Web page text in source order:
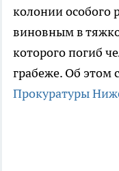
колонии
виновным в
которого погиб
грабеже. Об этом
Прокуратуры